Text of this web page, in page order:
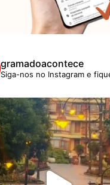
gramadoacontece
Siga-nos no Instagram e